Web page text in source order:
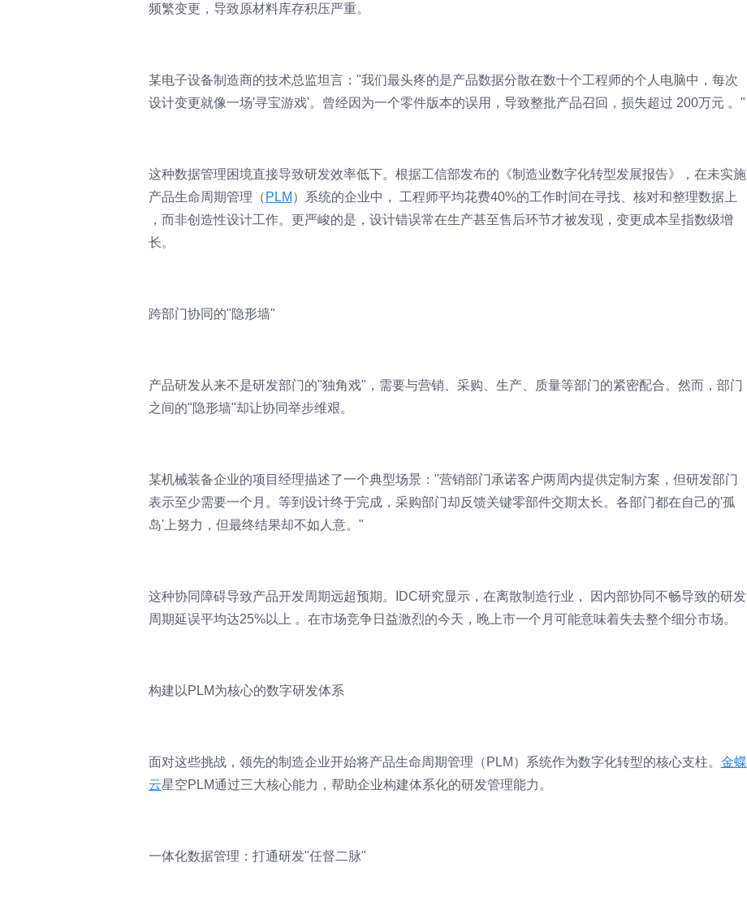
频繁变更，导致原材料库存积压严重。
某电子设备制造商的技术总监坦言："我们最头疼的是产品数据分散在数十个工程师的个人电脑中，每次
设计变更就像一场'寻宝游戏'。曾经因为一个零件版本的误用，导致整批产品召回，损失超过 200万元 。"
这种数据管理困境直接导致研发效率低下。根据工信部发布的《制造业数字化转型发展报告》，在未实施
产品生命周期管理（ PLM ）系统的企业中， 工程师平均花费40%的工作时间在寻找、核对和整理数据上
，而非创造性设计工作。更严峻的是，设计错误常在生产甚至售后环节才被发现，变更成本呈指数级增
长。
跨部门协同的"隐形墙"
产品研发从来不是研发部门的"独角戏"，需要与营销、采购、生产、质量等部门的紧密配合。然而，部门
之间的"隐形墙"却让协同举步维艰。
某机械装备企业的项目经理描述了一个典型场景："营销部门承诺客户两周内提供定制方案，但研发部门
表示至少需要一个月。等到设计终于完成，采购部门却反馈关键零部件交期太长。各部门都在自己的'孤
岛'上努力，但最终结果却不如人意。"
这种协同障碍导致产品开发周期远超预期。IDC研究显示，在离散制造行业， 因内部协同不畅导致的研发
周期延误平均达25%以上 。在市场竞争日益激烈的今天，晚上市一个月可能意味着失去整个细分市场。
构建以PLM为核心的数字研发体系
面对这些挑战，领先的制造企业开始将产品生命周期管理（PLM）系统作为数字化转型的核心支柱。 金蝶
云星空PLM通过三大核心能力，帮助企业构建体系化的研发管理能力。
一体化数据管理：打通研发"任督二脉"